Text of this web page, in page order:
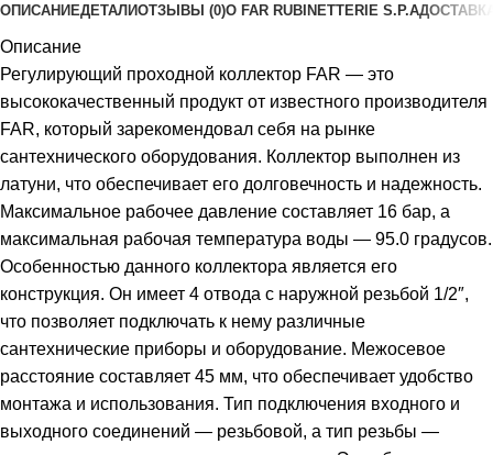
ОПИСАНИЕДЕТАЛИОТЗЫВЫ (0)О FAR RUBINETTERIE S.P.A
Описание
Регулирующий проходной коллектор FAR — это
высококачественный продукт от известного производителя
FAR, который зарекомендовал себя на рынке
сантехнического оборудования. Коллектор выполнен из
латуни, что обеспечивает его долговечность и надежность.
Максимальное рабочее давление составляет 16 бар, а
максимальная рабочая температура воды — 95.0 градусов.
Особенностью данного коллектора является его
конструкция. Он имеет 4 отвода с наружной резьбой 1/2″,
что позволяет подключать к нему различные
сантехнические приборы и оборудование. Межосевое
расстояние составляет 45 мм, что обеспечивает удобство
монтажа и использования. Тип подключения входного и
выходного соединений — резьбовой, а тип резьбы —